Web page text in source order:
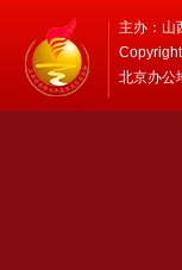
主办：山
北京办公